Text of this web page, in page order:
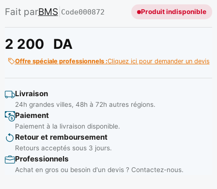
Fait parBMS Code000872 Produit indisponible
2 200 DA
Offre spéciale professionnels :Cliquez ici pour demander un devis
Livraison
24h grandes villes, 48h à 72h autres régions.
Paiement
Paiement à la livraison disponible.
Retour et remboursement
Retours acceptés sous 3 jours.
Professionnels
Achat en gros ou besoin d'un devis ? Contactez-nous.